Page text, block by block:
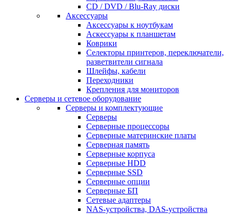
CD / DVD / Blu-Ray диски
Аксессуары
Аксессуары к ноутбукам
Аскессуары к планшетам
Коврики
Селекторы принтеров, переключатели,
разветвители сигнала
Шлейфы, кабели
Переходники
Крепления для мониторов
Серверы и сетевое оборудование
Серверы и комплектующие
Серверы
Серверные процессоры
Серверные материнские платы
Серверная память
Серверные корпуса
Серверные HDD
Серверные SSD
Серверные опции
Серверные БП
Сетевые адаптеры
NAS-устройства, DAS-устройства